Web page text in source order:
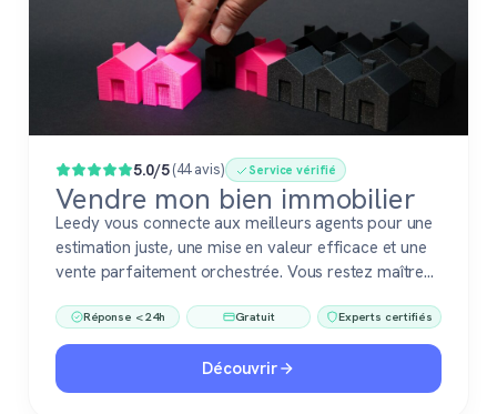
Populaire
5.0/5(44 avis) Service vérifié
Vendre mon bien immobilier
Leedy vous connecte aux meilleurs agents pour une
estimation juste, une mise en valeur efficace et une
vente parfaitement orchestrée. Vous restez maître
Réponse < 24h Gratuit Experts certifiés
Découvrir